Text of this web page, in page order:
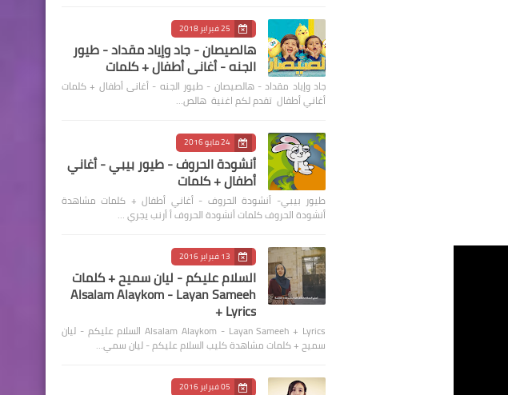
25 فبراير 2018
هالصيصان - جاد وإياد مقداد - طيور
الجنه - أغانى أطفال + كلمات
جاد وإياد مقداد - هالصيصان - طيور الجنه - أغانى أطفال + كلمات
أغاني أطفال تقدم لكم اغنية هالص…
24 مايو 2016
أنشودة الحروف - طيور بيبي - أغاني
أطفال + كلمات
طيور بيبي- أنشودة الحروف - أغاني أطفال + كلمات مشاهدة
أنشودة الحروف كلمات أنشودة الحروف أ أرنب يجري …
13 فبراير 2016
السلام عليكم - ليان سميح + كلمات
Alsalam Alaykom - Layan Sameeh
+ Lyrics
Alsalam Alaykom - Layan Sameeh + Lyrics السلام عليكم - ليان
سميح + كلمات مشاهدة كليب السلام عليكم - ليان سمي…
05 فبراير 2016